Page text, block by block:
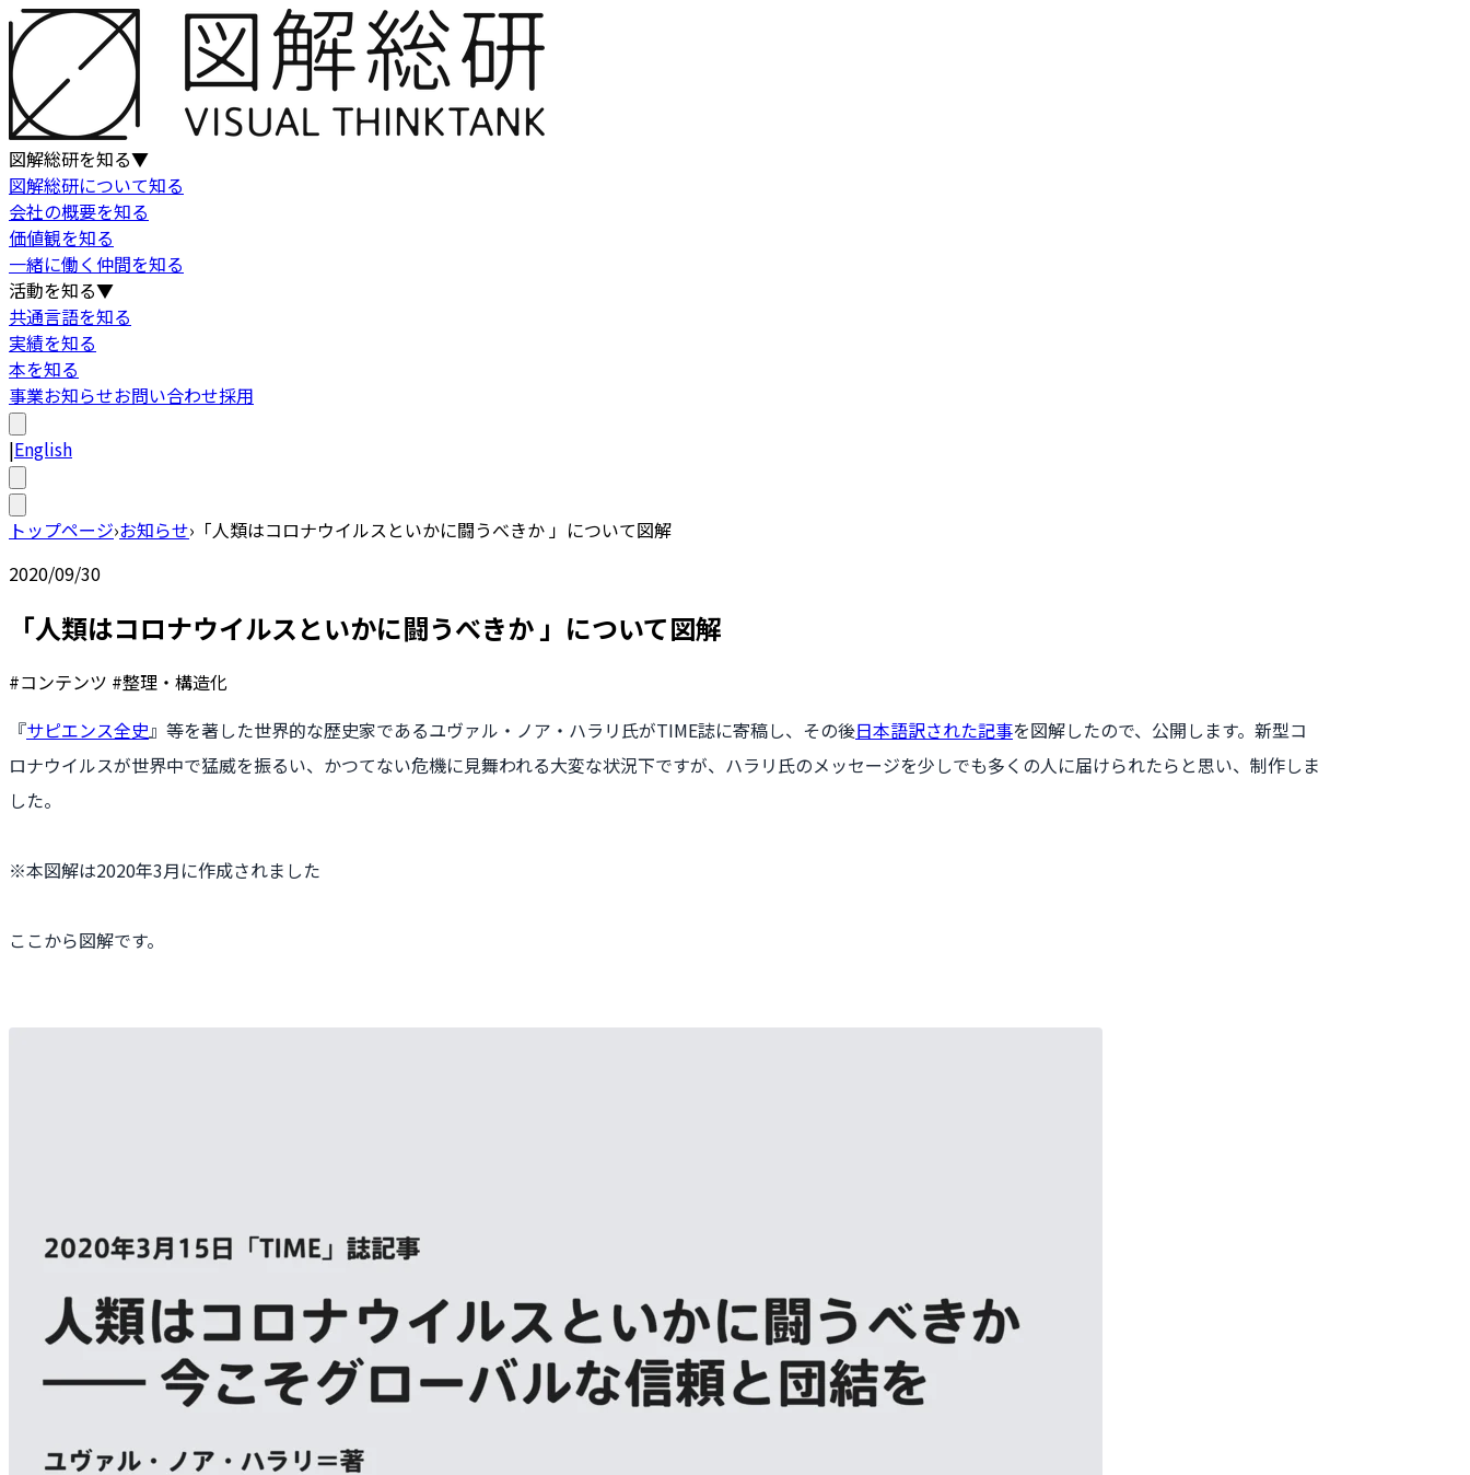
図解総研を知る▼
図解総研について知る
会社の概要を知る
価値観を知る
一緒に働く仲間を知る
活動を知る▼
共通言語を知る
実績を知る
本を知る
事業お知らせお問い合わせ採用
|English
トップページ›お知らせ› 「人類はコロナウイルスといかに闘うべきか 」について図解
2020/09/30
「人類はコロナウイルスといかに闘うべきか 」について図解
#コンテンツ #整理・構造化
『サピエンス全史』等を著した世界的な歴史家であるユヴァル・ノア・ハラリ氏がTIME誌に寄稿し、その後日本語訳された記事を図解したので、公開します。新型コ
ロナウイルスが世界中で猛威を振るい、かつてない危機に見舞われる大変な状況下ですが、ハラリ氏のメッセージを少しでも多くの人に届けられたらと思い、制作しま
した。
※本図解は2020年3月に作成されました
ここから図解です。